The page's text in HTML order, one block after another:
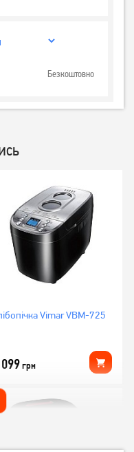
Безкоштовно
Vimar VBM-725
грн